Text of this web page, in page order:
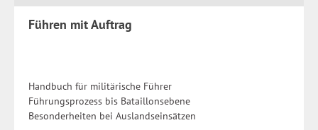
Führen mit Auftrag
Handbuch für militärische Führer
Führungsprozess bis Bataillonsebene
Besonderheiten bei Auslandseinsätzen